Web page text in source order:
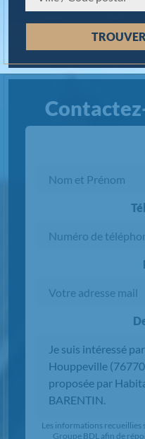
Les informations recueillies
Groupe BDL afin de